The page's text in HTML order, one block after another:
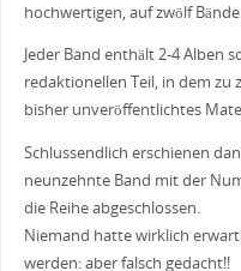
hochwertigen, auf zwölf
Jeder Band enthält 2-4 Alben
redaktionellen Teil, in dem
bisher unveröffentlichtes
Schlussendlich erschienen
neunzehnte Band mit der
die Reihe abgeschlossen.
Niemand hatte wirklich
werden: aber falsch gedacht!!